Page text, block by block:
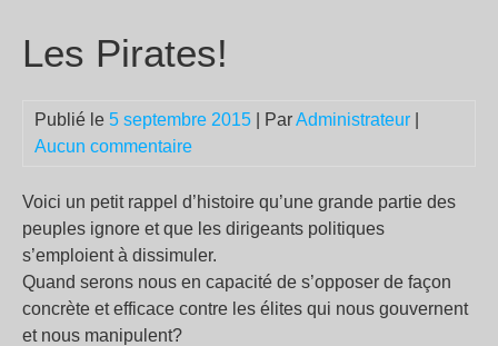
Les Pirates!
Publié le 5 septembre 2015 | ParAdministrateur
Aucun commentaire
Voici un petit rappel d’histoire qu’une grande partie des
peuples ignore et que les dirigeants politiques
s’emploient à dissimuler.
Quand serons nous en capacité de s’opposer de façon
concrète et efficace contre les élites qui nous gouvernent
et nous manipulent?